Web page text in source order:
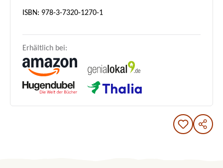
ISBN: 978-3-7320-1270-1
Erhältlich bei: